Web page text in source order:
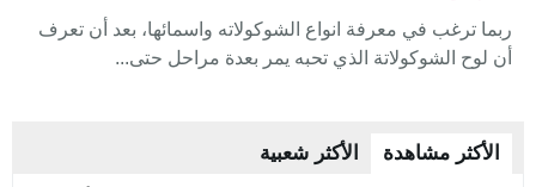
ربما ترغب في معرفة انواع الشوكولاته واسمائها، بعد أن تعرف
أن لوح الشوكولاتة الذي تحبه يمر بعدة مراحل حتى...
الأكثر مشاهدة الأكثر شعبية